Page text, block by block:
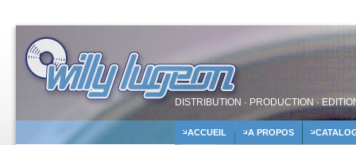
DISTRIBUTION · PRODUCTION ·
ACCUEIL A PROPOS